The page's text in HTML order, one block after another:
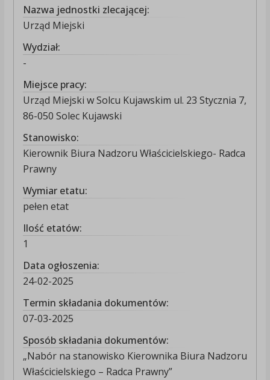
Nazwa jednostki zlecającej:
Urząd Miejski
Wydział:
-
Miejsce pracy:
Urząd Miejski w Solcu Kujawskim ul. 23 Stycznia 7,
86-050 Solec Kujawski
Stanowisko:
Kierownik Biura Nadzoru Właścicielskiego- Radca
Prawny
Wymiar etatu:
pełen etat
Ilość etatów:
1
Data ogłoszenia:
24-02-2025
Termin składania dokumentów:
07-03-2025
Sposób składania dokumentów:
„Nabór na stanowisko Kierownika Biura Nadzoru
Właścicielskiego – Radca Prawny”